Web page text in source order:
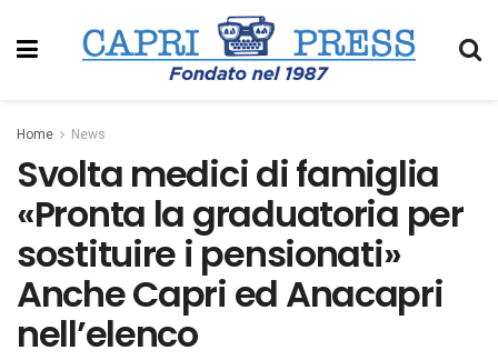
Home News
Svolta medici di famiglia
«Pronta la graduatoria per
sostituire i pensionati»
Anche Capri ed Anacapri
nell’elenco